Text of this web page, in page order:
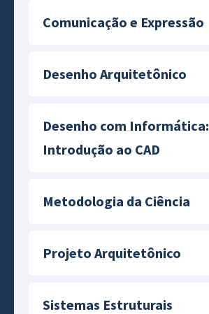
Comunicação e Expressão
Desenho Arquitetônico
Desenho com Informática:
Introdução ao CAD
Metodologia da Ciência
Projeto Arquitetônico
Sistemas Estruturais